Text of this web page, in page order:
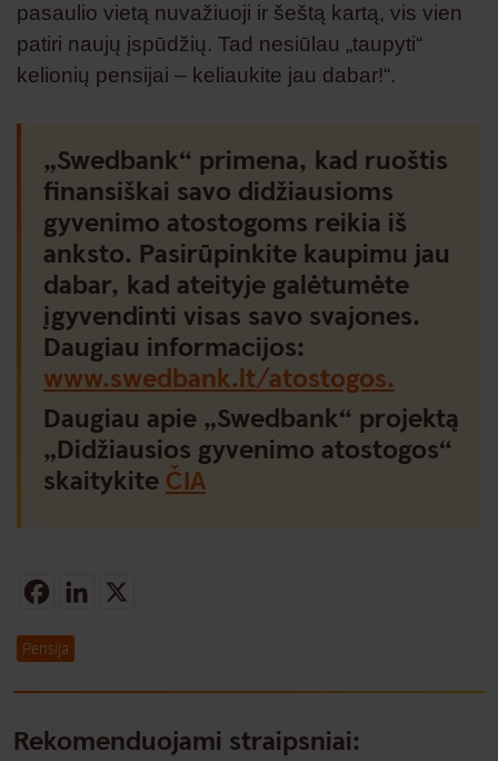
pasaulio vietą nuvažiuoji ir šeštą kartą, vis vien
patiri naujų įspūdžių. Tad nesiūlau „taupyti“
kelionių pensijai – keliaukite jau dabar!“.
„Swedbank“ primena, kad ruoštis
finansiškai savo didžiausioms
gyvenimo atostogoms reikia iš
anksto. Pasirūpinkite kaupimu jau
dabar, kad ateityje galėtumėte
įgyvendinti visas savo svajones.
Daugiau informacijos:
www.swedbank.lt/atostogos.
Daugiau apie „Swedbank“ projektą
„Didžiausios gyvenimo atostogos“
skaitykite ČIA
Facebook
LinkedIn
Pensija
Rekomenduojami straipsniai: